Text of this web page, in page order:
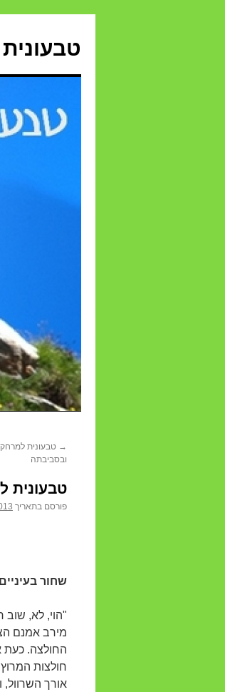
→ טבעונית
ובסביבתה
טבעונית
פורסם בתאריך
שחור בעיניים
"הוי, לא, שוב
מירב אמנם
החולצה. כעת
חולצות
אורך